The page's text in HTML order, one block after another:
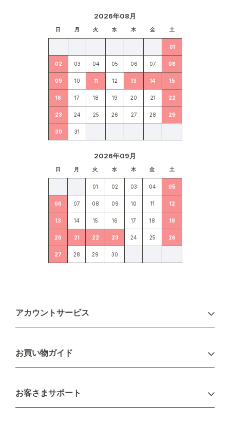
2026年08月
日 月 火 水 木 金 土
01
02 03 04 05 06 07 08
09 10 11 12 13 14 15
16 17 18 19 20 21 22
23 24 25 26 27 28 29
30 31
2026年09月
日 月 火 水 木 金 土
01 02 03 04 05
06 07 08 09 10 11 12
13 14 15 16 17 18 19
20 21 22 23 24 25 26
27 28 29 30
アカウントサービス
新規会員登録
お買い物ガイド
配送について
不良品・返品について
お客さまサポート